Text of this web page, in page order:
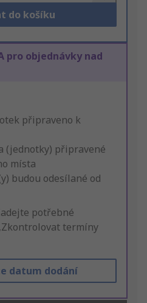
do košíku
pro objednávky nad
připraveno k
(jednotky) připravené
místa
budou odesílané od
potřebné
termíny
datum dodání